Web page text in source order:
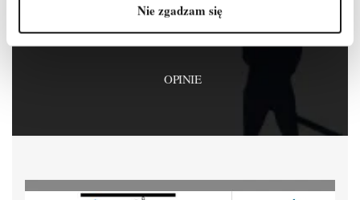
Nie zgadzam się
SZCZEGÓŁY PRODUKTU
OPINIE